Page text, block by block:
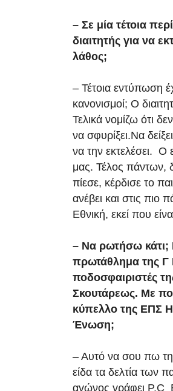
– Σε μία τέτοια
διαιτητής για να
λάθος;
– Τέτοια εντύπωση
κανονισμοί; Ο
Τελικά νομίζω ότι
να σφυρίξει.Να
να την εκτελέσει. Ο
μας. Τέλος πάντων,
πίεσε, κέρδισε το
ανέβει και στις πιο
Εθνική, εκεί που
– Να ρωτήσω κάτι;
πρωτάθλημα της Γ
ποδοσφαιριστές
Σκουτάρεως. Με
κύπελλο της ΕΠΣ
Ένωση;
– Αυτό να σου πω
είδα τα δελτία των
αγώνος γράφει P.C